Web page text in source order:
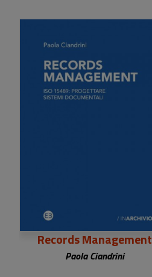
Records Management
Paola Ciandrini